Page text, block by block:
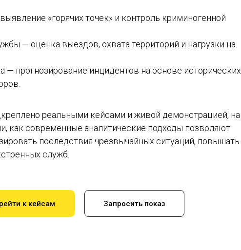
«горячих точек» и контроль криминогенной
— оценка выездов, охвата территорий и нагрузки на
— прогнозирование инцидентов на основе исторических
реальными кейсами и живой демонстрацией, на
как современные аналитические подходы позволяют
последствия чрезвычайных ситуаций, повышать
служб.
к кейсам Запросить показ